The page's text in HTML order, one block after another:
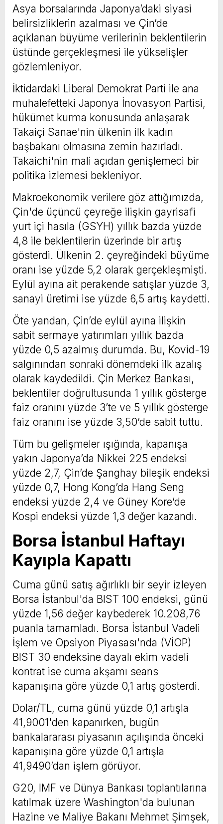
Asya borsalarında Japonya’daki siyasi
belirsizliklerin azalması ve Çin’de
açıklanan büyüme verilerinin beklentilerin
üstünde gerçekleşmesi ile yükselişler
gözlemleniyor.
İktidardaki Liberal Demokrat Parti ile ana
muhalefetteki Japonya İnovasyon Partisi,
hükümet kurma konusunda anlaşarak
Takaiçi Sanae'nin ülkenin ilk kadın
başbakanı olmasına zemin hazırladı.
Takaichi'nin mali açıdan genişlemeci bir
politika izlemesi bekleniyor.
Makroekonomik verilere göz attığımızda,
Çin'de üçüncü çeyreğe ilişkin gayrisafi
yurt içi hasıla (GSYH) yıllık bazda yüzde
4,8 ile beklentilerin üzerinde bir artış
gösterdi. Ülkenin 2. çeyreğindeki büyüme
oranı ise yüzde 5,2 olarak gerçekleşmişti.
Eylül ayına ait perakende satışlar yüzde 3,
sanayi üretimi ise yüzde 6,5 artış kaydetti.
Öte yandan, Çin’de eylül ayına ilişkin
sabit sermaye yatırımları yıllık bazda
yüzde 0,5 azalmış durumda. Bu, Kovid-19
salgınından sonraki dönemdeki ilk azalış
olarak kaydedildi. Çin Merkez Bankası,
beklentiler doğrultusunda 1 yıllık gösterge
faiz oranını yüzde 3’te ve 5 yıllık gösterge
faiz oranını ise yüzde 3,50’de sabit tuttu.
Tüm bu gelişmeler ışığında, kapanışa
yakın Japonya’da Nikkei 225 endeksi
yüzde 2,7, Çin’de Şanghay bileşik endeksi
yüzde 0,7, Hong Kong’da Hang Seng
endeksi yüzde 2,4 ve Güney Kore’de
Kospi endeksi yüzde 1,3 değer kazandı.
Borsa İstanbul Haftayı
Kayıpla Kapattı
Cuma günü satış ağırlıklı bir seyir izleyen
Borsa İstanbul'da BIST 100 endeksi, günü
yüzde 1,56 değer kaybederek 10.208,76
puanla tamamladı. Borsa İstanbul Vadeli
İşlem ve Opsiyon Piyasası'nda (VİOP)
BIST 30 endeksine dayalı ekim vadeli
kontrat ise cuma akşamı seans
kapanışına göre yüzde 0,1 artış gösterdi.
Dolar/TL, cuma günü yüzde 0,1 artışla
41,9001'den kapanırken, bugün
bankalararası piyasanın açılışında önceki
kapanışına göre yüzde 0,1 artışla
41,9490’dan işlem görüyor.
G20, IMF ve Dünya Bankası toplantılarına
katılmak üzere Washington'da bulunan
Hazine ve Maliye Bakanı Mehmet Şimşek,